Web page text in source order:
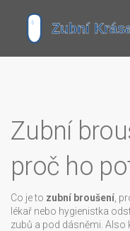
Zubní
proč ho
Co je to zubní broušení
lékař nebo hygienistka
zubů a pod dásněmi .